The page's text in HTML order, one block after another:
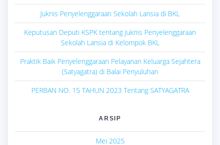
Juknis Penyelenggaraan Sekolah Lansia di BKL
Keputusan Deputi KSPK tentang Juknis Penyelenggaraan
Sekolah Lansia di Kelompok BKL
Praktik Baik Penyelenggaraan Pelayanan Keluarga Sejahtera
(Satyagatra) di Balai Penyuluhan
PERBAN NO. 15 TAHUN 2023 Tentang SATYAGATRA
ARSIP
Mei 2025